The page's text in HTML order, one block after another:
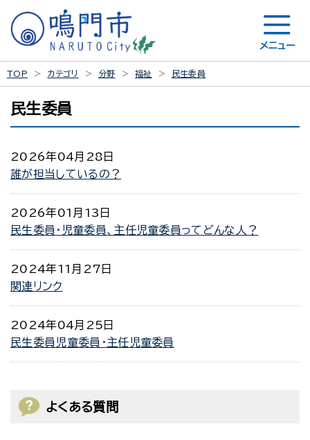
メニュー
TOP カテゴリ 分野 福祉 民生委員
民生委員
2026年04月28日
誰が担当しているの？
2026年01月13日
民生委員・児童委員、主任児童委員ってどんな人？
2024年11月27日
関連リンク
2024年04月25日
民生委員児童委員・主任児童委員
よくある質問